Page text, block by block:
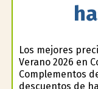
Los mejores
Verano 2026 en
Complementos
descuentos de